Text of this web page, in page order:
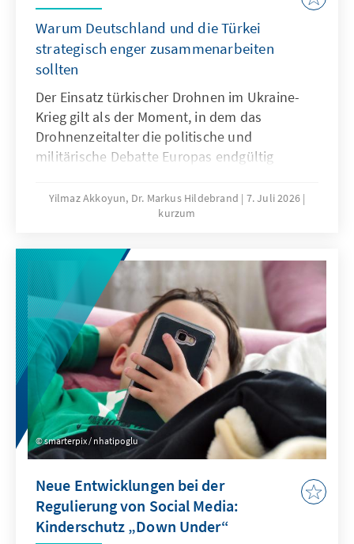
Warum Deutschland und die Türkei
strategisch enger zusammenarbeiten
sollten
Der Einsatz türkischer Drohnen im Ukraine-
Krieg gilt als der Moment, in dem das
Drohnenzeitalter die politische und
militärische Debatte Europas endgültig
Conference® 2026 unterstrich die wachsende
Bedeutung der Türkei als Produzent
dem Ankara NATO-Gipfel 2026 hat sich der
Arbeitskreis Junge Außenpolitik mit diesem
Thema befasst: Eine strategische
Sicherheitspartnerschaft mit der Türkei im
Bereich der Drohnenentwicklung sollte
wichtiger Bestandteil deutscher und
europäischer sicherheitspolitischer
Überlegungen sein.
Yilmaz Akkoyun, Dr. Markus Hildebrand
7. Juli 2026
kurzum
smarterpix / nhatipoglu
Neue Entwicklungen bei der
Regulierung von Social Media:
Kinderschutz „Down Under“